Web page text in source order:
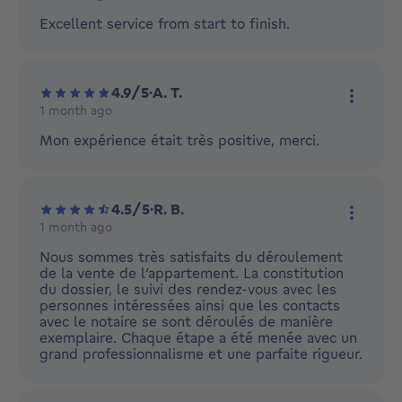
Excellent service from start to finish.
4.9/5·A. T.
1 month ago
Mon expérience était très positive, merci.
4.5/5·R. B.
1 month ago
Nous sommes très satisfaits du déroulement
de la vente de l’appartement. La constitution
du dossier, le suivi des rendez-vous avec les
personnes intéressées ainsi que les contacts
avec le notaire se sont déroulés de manière
exemplaire. Chaque étape a été menée avec un
grand professionnalisme et une parfaite rigueur.